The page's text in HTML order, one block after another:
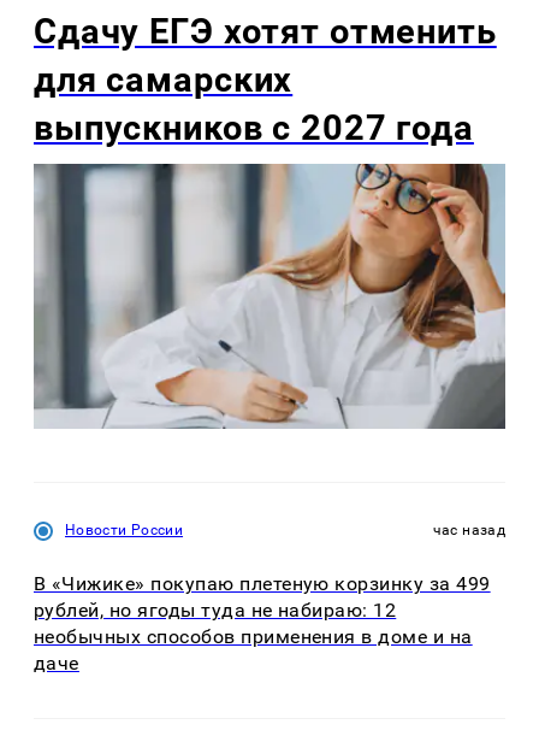
Сдачу ЕГЭ хотят отменить
для самарских
выпускников с 2027 года
Новости России час назад
В «Чижике» покупаю плетеную корзинку за 499
рублей, но ягоды туда не набираю: 12
необычных способов применения в доме и на
даче